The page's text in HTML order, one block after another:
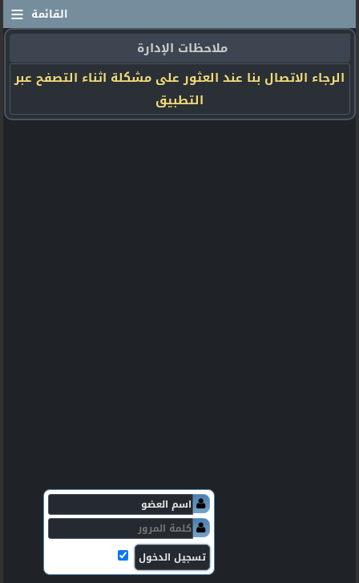
≡ القائمة
ملاحظات الإدارة
الرجاء الاتصال بنا عند العثور على مشكلة اثناء التصفح عبر
التطبيق